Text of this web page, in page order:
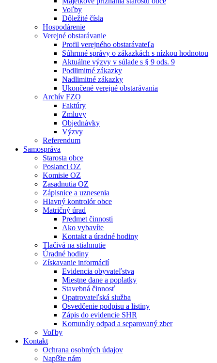
Voľby
Dôležité čísla
Hospodárenie
Verejné obstarávanie
Profil verejného obstarávateľa
Súhrnné správy o zákazkách s nízkou hodnotou
Aktuálne výzvy v súlade s § 9 ods. 9
Podlimitné zákazky
Nadlimitné zákazky
Ukončené verejné obstarávania
Archív FZO
Faktúry
Zmluvy
Objednávky
Výzvy
Referendum
Samospráva
Starosta obce
Poslanci OZ
Komisie OZ
Zasadnutia OZ
Zápisnice a uznesenia
Hlavný kontrolór obce
Matričný úrad
Predmet činnosti
Ako vybavíte
Kontakt a úradné hodiny
Tlačivá na stiahnutie
Úradné hodiny
Získavanie informácií
Evidencia obyvateľstva
Miestne dane a poplatky
Stavebná činnosť
Opatrovateľská služba
Osvedčenie podpisu a listiny
Zápis do evidencie SHR
Komunály odpad a separovaný zber
Voľby
Kontakt
Ochrana osobných údajov
Napíšte nám